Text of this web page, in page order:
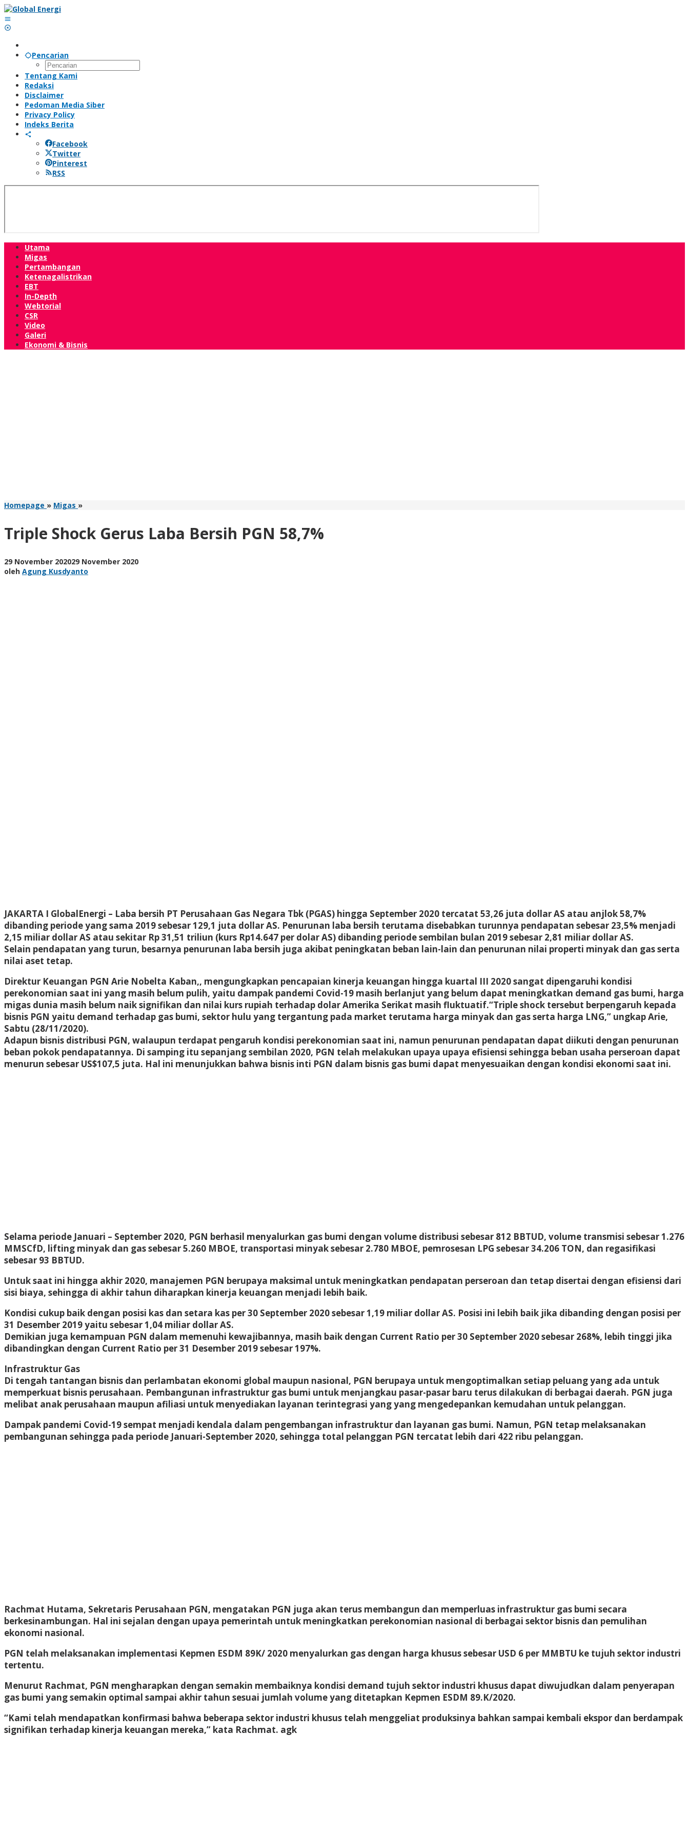
Lewati
ke
konten
Pencarian
Tentang Kami
Redaksi
Disclaimer
Pedoman Media Siber
Privacy Policy
Indeks Berita
Facebook
Twitter
Pinterest
RSS
Utama
Migas
Pertambangan
Ketenagalistrikan
EBT
In-Depth
Webtorial
CSR
Video
Galeri
Ekonomi & Bisnis
Homepage » Migas »Triple
Laba
58,7%
Triple Shock Gerus Laba Bersih PGN 58,7%
29 November 202029 November 2020oleh
oleh Agung Kusdyanto
JAKARTA I GlobalEnergi – Laba bersih PT Perusahaan Gas Negara Tbk (PGAS) hingga September 2020 tercatat 53,26 juta dollar AS atau anjlok 58,7%
dibanding periode yang sama 2019 sebesar 129,1 juta dollar AS. Penurunan laba bersih terutama disebabkan turunnya pendapatan sebesar 23,5% menjadi
2,15 miliar dollar AS atau sekitar Rp 31,51 triliun (kurs Rp14.647 per dolar AS) dibanding periode sembilan bulan 2019 sebesar 2,81 miliar dollar AS.
Selain pendapatan yang turun, besarnya penurunan laba bersih juga akibat peningkatan beban lain-lain dan penurunan nilai properti minyak dan gas serta
nilai aset tetap.
Direktur Keuangan PGN Arie Nobelta Kaban,, mengungkapkan pencapaian kinerja keuangan hingga kuartal III 2020 sangat dipengaruhi kondisi
perekonomian saat ini yang masih belum pulih, yaitu dampak pandemi Covid-19 masih berlanjut yang belum dapat meningkatkan demand gas bumi, harga
migas dunia masih belum naik signifikan dan nilai kurs rupiah terhadap dolar Amerika Serikat masih fluktuatif.“Triple shock tersebut berpengaruh kepada
bisnis PGN yaitu demand terhadap gas bumi, sektor hulu yang tergantung pada market terutama harga minyak dan gas serta harga LNG,” ungkap Arie,
Sabtu (28/11/2020).
Adapun bisnis distribusi PGN, walaupun terdapat pengaruh kondisi perekonomian saat ini, namun penurunan pendapatan dapat diikuti dengan penurunan
beban pokok pendapatannya. Di samping itu sepanjang sembilan 2020, PGN telah melakukan upaya upaya efisiensi sehingga beban usaha perseroan dapat
menurun sebesar US$107,5 juta. Hal ini menunjukkan bahwa bisnis inti PGN dalam bisnis gas bumi dapat menyesuaikan dengan kondisi ekonomi saat ini.
Selama periode Januari – September 2020, PGN berhasil menyalurkan gas bumi dengan volume distribusi sebesar 812 BBTUD, volume transmisi sebesar 1.276
MMSCfD, lifting minyak dan gas sebesar 5.260 MBOE, transportasi minyak sebesar 2.780 MBOE, pemrosesan LPG sebesar 34.206 TON, dan regasifikasi
sebesar 93 BBTUD.
Untuk saat ini hingga akhir 2020, manajemen PGN berupaya maksimal untuk meningkatkan pendapatan perseroan dan tetap disertai dengan efisiensi dari
sisi biaya, sehingga di akhir tahun diharapkan kinerja keuangan menjadi lebih baik.
Kondisi cukup baik dengan posisi kas dan setara kas per 30 September 2020 sebesar 1,19 miliar dollar AS. Posisi ini lebih baik jika dibanding dengan posisi per
31 Desember 2019 yaitu sebesar 1,04 miliar dollar AS.
Demikian juga kemampuan PGN dalam memenuhi kewajibannya, masih baik dengan Current Ratio per 30 September 2020 sebesar 268%, lebih tinggi jika
dibandingkan dengan Current Ratio per 31 Desember 2019 sebesar 197%.
Infrastruktur Gas
Di tengah tantangan bisnis dan perlambatan ekonomi global maupun nasional, PGN berupaya untuk mengoptimalkan setiap peluang yang ada untuk
memperkuat bisnis perusahaan. Pembangunan infrastruktur gas bumi untuk menjangkau pasar-pasar baru terus dilakukan di berbagai daerah. PGN juga
melibat anak perusahaan maupun afiliasi untuk menyediakan layanan terintegrasi yang yang mengedepankan kemudahan untuk pelanggan.
Dampak pandemi Covid-19 sempat menjadi kendala dalam pengembangan infrastruktur dan layanan gas bumi. Namun, PGN tetap melaksanakan
pembangunan sehingga pada periode Januari-September 2020, sehingga total pelanggan PGN tercatat lebih dari 422 ribu pelanggan.
Rachmat Hutama, Sekretaris Perusahaan PGN, mengatakan PGN juga akan terus membangun dan memperluas infrastruktur gas bumi secara
berkesinambungan. Hal ini sejalan dengan upaya pemerintah untuk meningkatkan perekonomian nasional di berbagai sektor bisnis dan pemulihan
ekonomi nasional.
PGN telah melaksanakan implementasi Kepmen ESDM 89K/ 2020 menyalurkan gas dengan harga khusus sebesar USD 6 per MMBTU ke tujuh sektor industri
tertentu.
Menurut Rachmat, PGN mengharapkan dengan semakin membaiknya kondisi demand tujuh sektor industri khusus dapat diwujudkan dalam penyerapan
gas bumi yang semakin optimal sampai akhir tahun sesuai jumlah volume yang ditetapkan Kepmen ESDM 89.K/2020.
“Kami telah mendapatkan konfirmasi bahwa beberapa sektor industri khusus telah menggeliat produksinya bahkan sampai kembali ekspor dan berdampak
signifikan terhadap kinerja keuangan mereka,” kata Rachmat. agk